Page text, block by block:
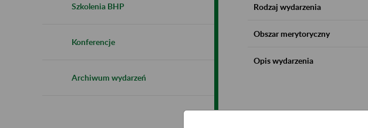
Szkolenia BHP
Konferencje
Archiwum wydarzeń
Rodzaj wydarzenia
Obszar merytoryczny
Opis wydarzenia